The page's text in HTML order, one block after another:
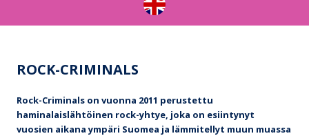
ROCK-CRIMINALS
Rock-Criminals on vuonna 2011 perustettu
haminalaislähtöinen rock-yhtye, joka on esiintynyt
vuosien aikana ympäri Suomea ja lämmitellyt muun muassa